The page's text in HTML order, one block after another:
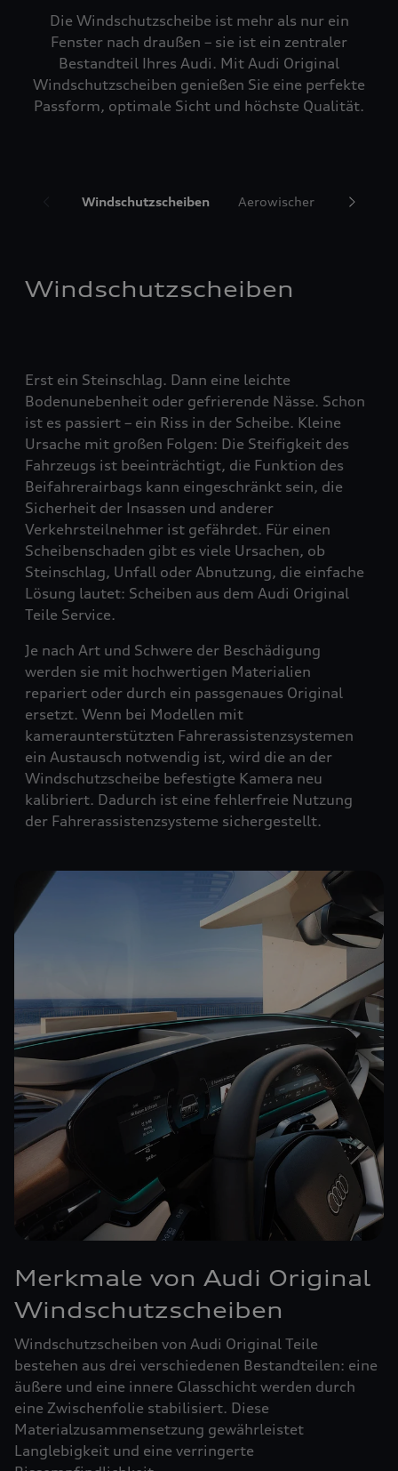
Die Windschutzscheibe ist mehr als nur ein
Fenster nach draußen – sie ist ein zentraler
Bestandteil Ihres Audi. Mit Audi Original
Windschutzscheiben genießen Sie eine perfekte
Passform, optimale Sicht und höchste Qualität.
Windschutzscheiben Aerowischer
Windschutzscheiben
Erst ein Steinschlag. Dann eine leichte
Bodenunebenheit oder gefrierende Nässe. Schon
ist es passiert – ein Riss in der Scheibe. Kleine
Ursache mit großen Folgen: Die Steifigkeit des
Fahrzeugs ist beeinträchtigt, die Funktion des
Beifahrerairbags kann eingeschränkt sein, die
Sicherheit der Insassen und anderer
Verkehrsteilnehmer ist gefährdet. Für einen
Scheibenschaden gibt es viele Ursachen, ob
Steinschlag, Unfall oder Abnutzung, die einfache
Lösung lautet: Scheiben aus dem Audi Original
Teile Service.
Je nach Art und Schwere der Beschädigung
werden sie mit hochwertigen Materialien
repariert oder durch ein passgenaues Original
ersetzt. Wenn bei Modellen mit
kameraunterstützten Fahrerassistenzsystemen
ein Austausch notwendig ist, wird die an der
Windschutzscheibe befestigte Kamera neu
kalibriert. Dadurch ist eine fehlerfreie Nutzung
der Fahrerassistenzsysteme sichergestellt.
Merkmale von Audi Original
Windschutzscheiben
Windschutzscheiben von Audi Original Teile
bestehen aus drei verschiedenen Bestandteilen: eine
äußere und eine innere Glasschicht werden durch
eine Zwischenfolie stabilisiert. Diese
Materialzusammensetzung gewährleistet
Langlebigkeit und eine verringerte